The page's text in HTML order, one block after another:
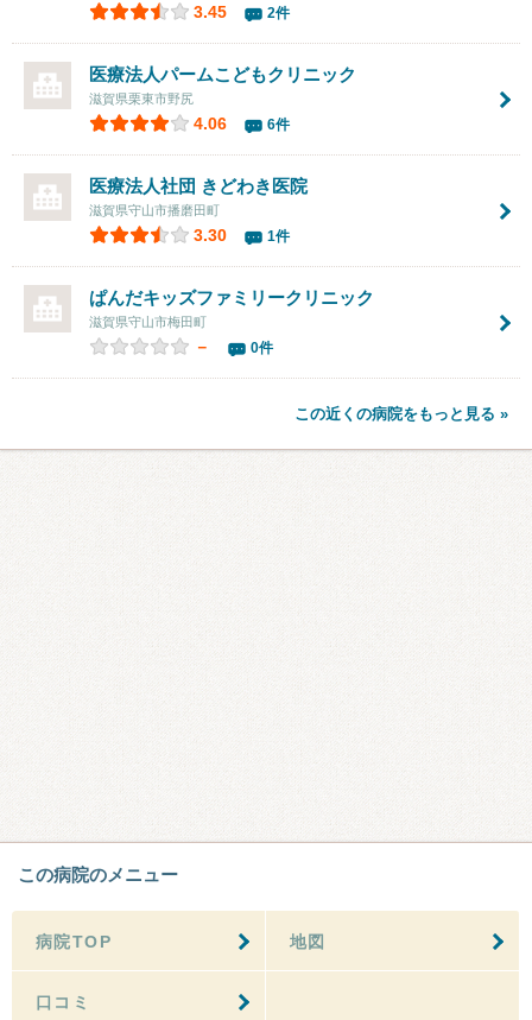
3.45 2件
医療法人パームこどもクリニック
滋賀県栗東市野尻
4.06 6件
医療法人社団 きどわき医院
滋賀県守山市播磨田町
3.30 1件
ぱんだキッズファミリークリニック
滋賀県守山市梅田町
－ 0件
この近くの病院をもっと見る »
この病院のメニュー
病院TOP 地図
口コミ